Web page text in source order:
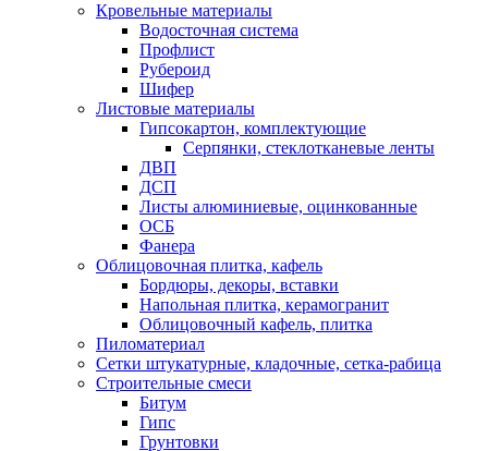
Кровельные материалы
Водосточная система
Профлист
Рубероид
Шифер
Листовые материалы
Гипсокартон, комплектующие
Серпянки, стеклотканевые ленты
ДВП
ДСП
Листы алюминиевые, оцинкованные
ОСБ
Фанера
Облицовочная плитка, кафель
Бордюры, декоры, вставки
Напольная плитка, керамогранит
Облицовочный кафель, плитка
Пиломатериал
Сетки штукатурные, кладочные, сетка-рабица
Строительные смеси
Битум
Гипс
Грунтовки